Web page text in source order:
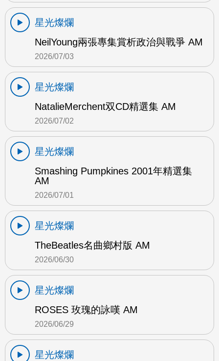
星光燦爛
NeilYoung兩張專集賞析政治與戰爭 AM
2026/07/03
星光燦爛
NatalieMerchent双CD精選集 AM
2026/07/02
星光燦爛
Smashing Pumpkines 2001年精選集
AM
2026/07/01
星光燦爛
TheBeatles名曲鄉村版 AM
2026/06/30
星光燦爛
ROSES 玫瑰的詠嘆 AM
2026/06/29
星光燦爛